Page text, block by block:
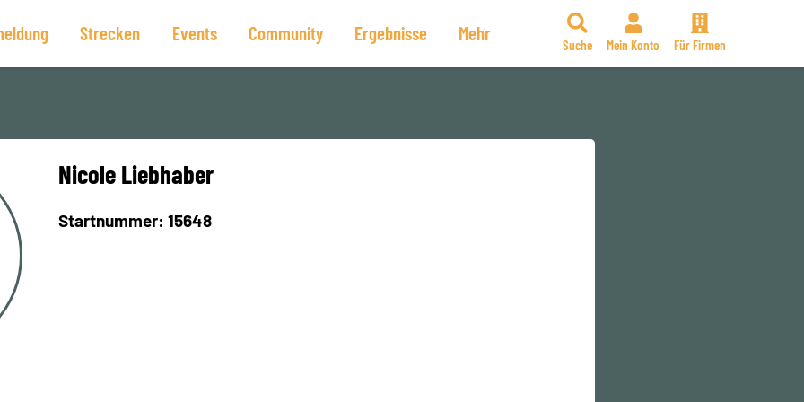
Strecken Events Community Ergebnisse Mehr
Suche Mein Konto Für Firmen
Nicole Liebhaber
Startnummer: 15648